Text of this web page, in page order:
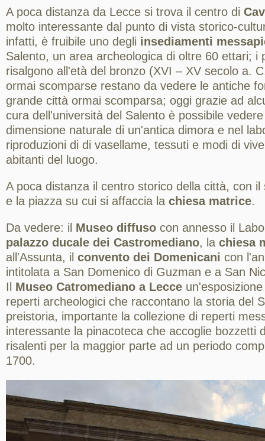
A poca distanza da Lecce si trova il centro di
molto interessante dal punto di vista storico-
infatti, è fruibile uno degli insediamenti
Salento, un area archeologica di oltre 60 ettari; i
risalgono all'età del bronzo (XVI – XV secolo a.
ormai scomparse restano da vedere le antiche
grande città ormai scomparsa; oggi grazie ad
cura dell'università del Salento è possibile
dimensione naturale di un'antica dimora e nel
riproduzioni di di vasellame, tessuti e modi di
abitanti del luogo.
A poca distanza il centro storico della città, con
e la piazza su cui si affaccia la chiesa matrice.
Da vedere: il Museo diffuso con annesso il
palazzo ducale dei Castromediano, la chiesa
all'Assunta, il convento dei Domenicani con
intitolata a San Domenico di Guzman e a San
Il Museo Catromediano a Lecce
reperti archeologici che raccontano la storia del
preistoria, importante la collezione di reperti
interessante la pinacoteca che accoglie bozzetti
risalenti per la maggior parte ad un periodo
1700.